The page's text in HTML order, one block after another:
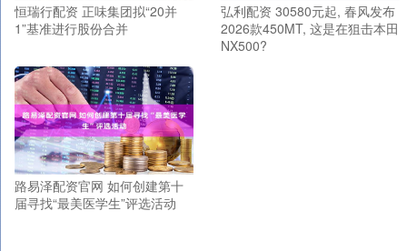
恒瑞行配资 正味集团拟“20并
1”基准进行股份合并
弘利配资 30580元起, 春风发布
2026款450MT, 这是在狙击本田
NX500?
路易泽配资官网 如何创建第十
届寻找“最美医学生”评选活动